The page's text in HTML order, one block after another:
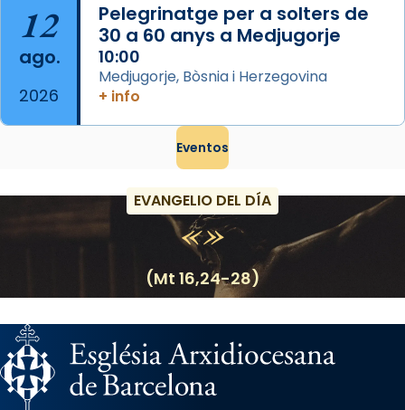
12
ago.
2026
Pelegrinatge per a solters de
30 a 60 anys a Medjugorje
10:00
Medjugorje, Bòsnia i Herzegovina
+ info
Eventos
EVANGELIO DEL DÍA
(Mt 16,24-28)